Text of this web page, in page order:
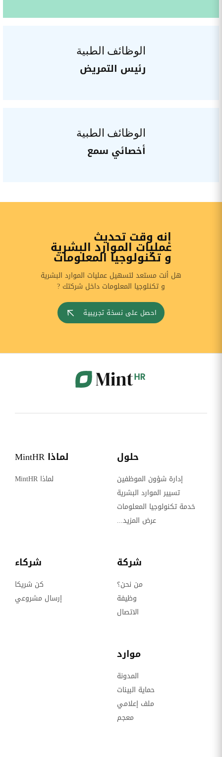
الوظائف الطبية
رئيس التمريض
الوظائف الطبية
أخصائي سمع
إنه وقت تحديث
عمليات الموارد البشرية
و تكنولوجيا المعلومات
هل أنت مستعد لتسهيل عمليات الموارد البشرية
و تكنلوجيا المعلومات داخل شركتك ?
احصل على نسخة تجريبية
حلول
إدارة شؤون الموظفين
تسيير الموارد البشرية
خدمة تكنولوجيا المعلومات
عرض المزيد...
لماذا MintHR
لماذا MintHR
شركة
من نحن؟
وظيفة
الاتصال
شركاء
كن شريكا
إرسال مشروعي
موارد
المدونة
حماية البينات
ملف إعلامي
معجم